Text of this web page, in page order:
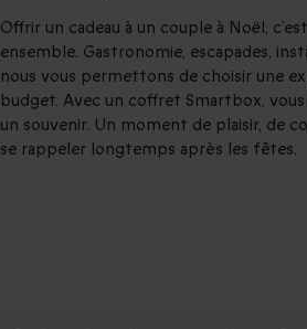
Offrir un cadeau à un couple à Noël,
ensemble. Gastronomie, escapades,
nous vous permettons de choisir une
budget. Avec un coffret Smartbox,
un souvenir. Un moment de plaisir, de
se rappeler longtemps après les fêtes.